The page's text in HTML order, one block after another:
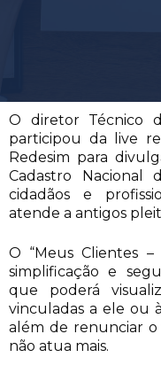
O diretor Técnico
participou da live
Redesim para
Cadastro Nacional
cidadãos e
atende a antigos
O “Meus Clientes –
simplificação e
que poderá
vinculadas a ele ou
além de renunciar o
não atua mais.